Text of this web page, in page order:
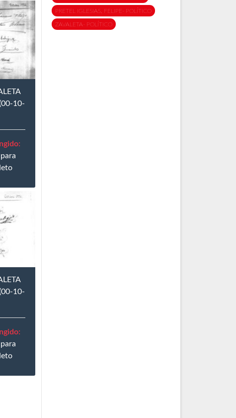
10-
para
10-
para
PRETEL IGLESIAS, FELIPE- POLÍTICO
ZAVALETA- POLÍTICO